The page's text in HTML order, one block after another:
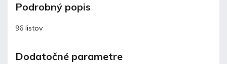
Podrobný popis
96 listov
Dodatočné parametre